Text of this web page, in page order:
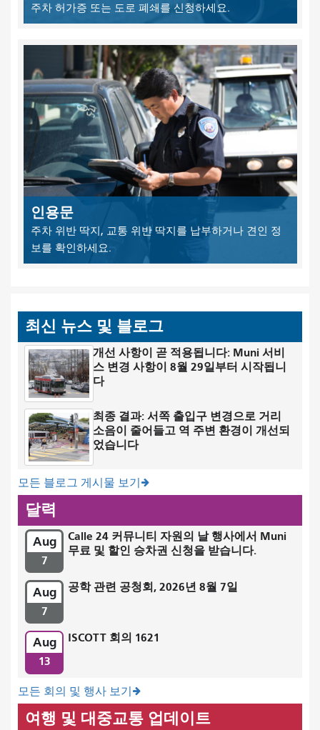
주차 허가증 또는 도로 폐쇄를 신청하세요.
인용문
주차 위반 딱지, 교통 위반 딱지를 납부하거나 견인 정
보를 확인하세요.
최신 뉴스 및 블로그
개선 사항이 곧 적용됩니다: Muni 서비
스 변경 사항이 8월 29일부터 시작됩니
다
최종 결과: 서쪽 출입구 변경으로 거리
소음이 줄어들고 역 주변 환경이 개선되
었습니다
모든 블로그 게시물 보기
달력
Aug
7
Calle 24 커뮤니티 자원의 날 행사에서 Muni
무료 및 할인 승차권 신청을 받습니다.
Aug
7
공학 관련 공청회, 2026년 8월 7일
Aug
13
ISCOTT 회의 1621
모든 회의 및 행사 보기
여행 및 대중교통 업데이트